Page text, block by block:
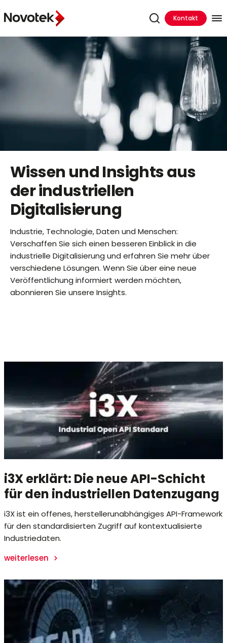
Kontakt
Wissen und Insights aus
der industriellen
Digitalisierung
Industrie, Technologie, Daten und Menschen:
Verschaffen Sie sich einen besseren Einblick in die
industrielle Digitalisierung und erfahren Sie mehr über
verschiedene Lösungen. Wenn Sie über eine neue
Veröffentlichung informiert werden möchten,
abonnieren Sie unsere Insights.
i3X erklärt: Die neue API-Schicht
für den industriellen Datenzugang
i3X ist ein offenes, herstellerunabhängiges API-Framework
für den standardisierten Zugriff auf kontextualisierte
Industriedaten.
weiterlesen